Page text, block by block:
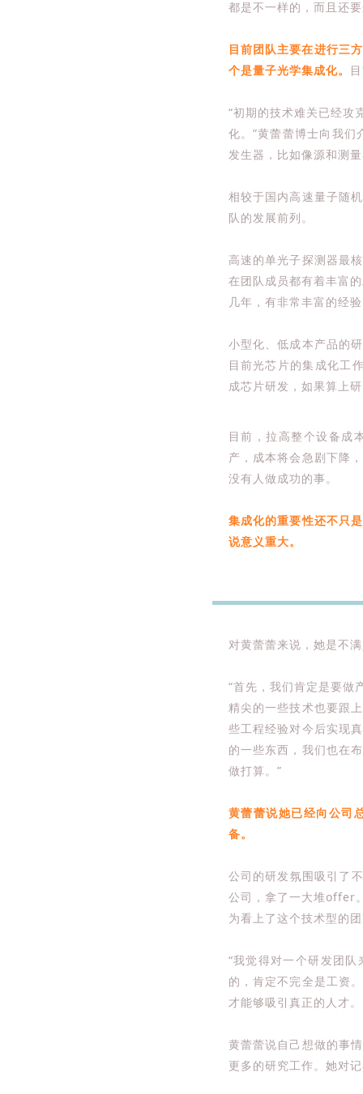
都是不一样的，而且还
目前团队主要在进行三
个是量子光学集成化。
“初期的技术难关已经攻
化。”黄蕾蕾博士向我
发生器，比如像源和测
相较于国内高速量子随
队的发展前列。
高速的单光子探测器最
在团队成员都有着丰富
几年，有非常丰富的经
小型化、低成本产品的
目前光芯片的集成化工
成芯片研发，如果算上
目前，拉高整个设备成
产，成本将会急剧下降
没有人做成功的事。
集成化的重要性还不只
说意义重大。
对黄蕾蕾来说，她是不
“首先，我们肯定是要做
精尖的一些技术也要跟
些工程经验对今后实现
的一些东西，我们也在
做打算。”
黄蕾蕾说她已经向公司
备。
公司的研发氛围吸引了
公司，拿了一大堆offer
为看上了这个技术型的
“我觉得对一个研发团
的，肯定不完全是工资
才能够吸引真正的人才。
黄蕾蕾说自己想做的事
更多的研究工作。她对